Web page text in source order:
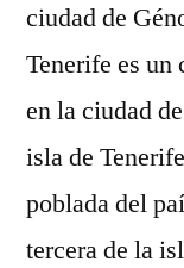
ciudad de
Tenerife es un
en la ciudad
isla de
poblada del
tercera de la